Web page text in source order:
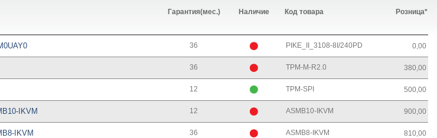
Гарантия(мес.) Наличие Код товара Розница*
36 PIKE_II_3108-8I/240PD 0,00
36 TPM-M-R2.0 380,00
12 TPM-SPI 500,00
IKVM 12 ASMB10-IKVM 900,00
IKVM 36 ASMB8-IKVM 810,00